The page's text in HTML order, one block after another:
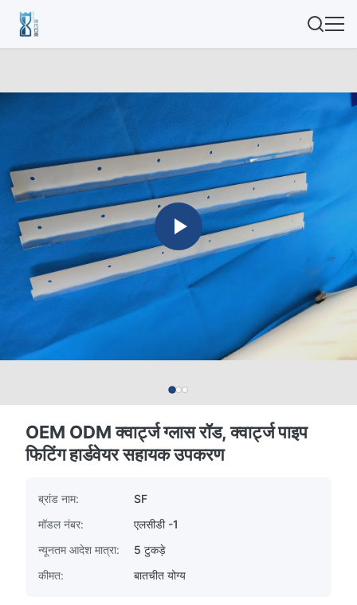
OEM ODM क्वार्ट्ज ग्लास रॉड, क्वार्ट्ज पाइप
फिटिंग हार्डवेयर सहायक उपकरण
ब्रांड नाम:
SF
मॉडल नंबर:
एलसीडी -1
न्यूनतम आदेश मात्रा:
5 टुकड़े
कीमत:
बातचीत योग्य